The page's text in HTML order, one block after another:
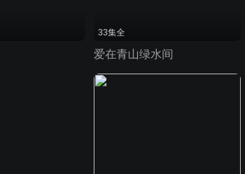
33集全
爱在青山绿水间